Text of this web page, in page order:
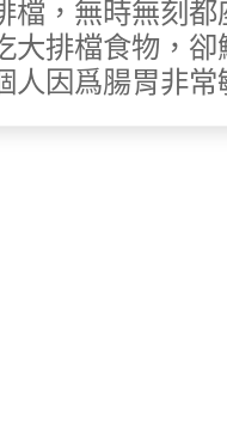
檔，無時無刻
大排檔食物，
人因爲腸胃非